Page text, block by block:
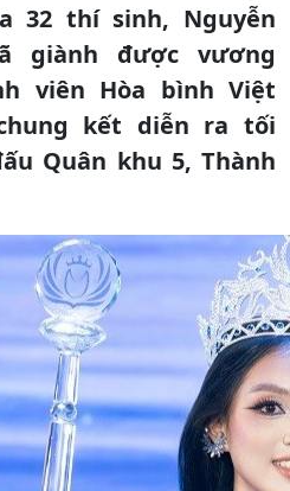
32 thí sinh, Nguyễn
giành được vương
viên Hòa bình Việt
kết diễn ra tối
Quân khu 5, Thành